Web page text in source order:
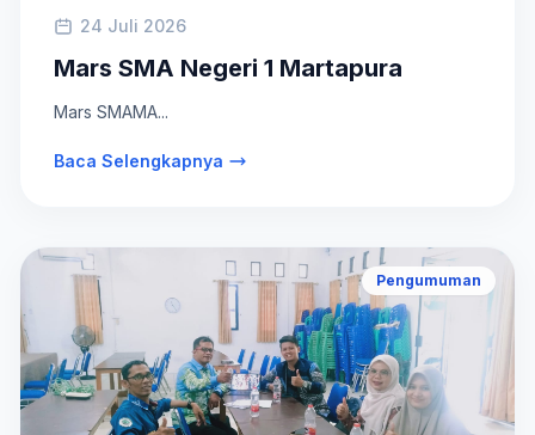
24 Juli 2026
Mars SMA Negeri 1 Martapura
Mars SMAMA...
Baca Selengkapnya
Pengumuman